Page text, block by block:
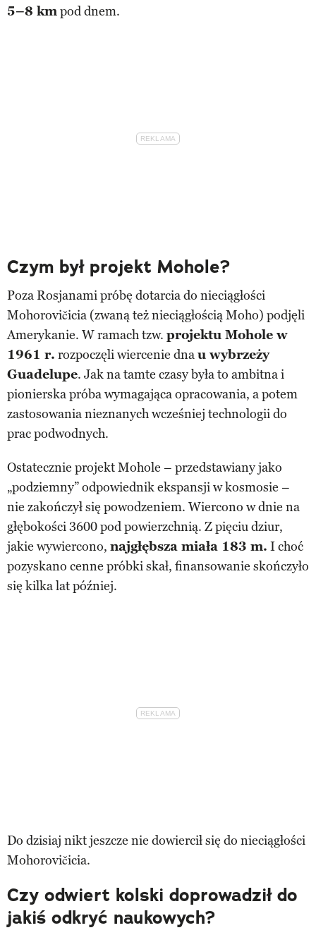
5–8 kmpod dnem.
Czym był projekt Mohole?
Poza Rosjanami próbę dotarcia do nieciągłości
Mohorovičicia (zwaną też nieciągłością Moho) podjęli
Amerykanie. W ramach tzw. projektu Mohole w
1961 r. rozpoczęli wiercenie dnau wybrzeży
Guadelupe. Jak na tamte czasy była to ambitna i
pionierska próba wymagająca opracowania, a potem
zastosowania nieznanych wcześniej technologii do
prac podwodnych.
Ostatecznie projekt Mohole – przedstawiany jako
„podziemny” odpowiednik ekspansji w kosmosie –
nie zakończył się powodzeniem. Wiercono w dnie na
głębokości 3600 pod powierzchnią. Z pięciu dziur,
jakie wywiercono, najgłębsza miała 183 m. I choć
pozyskano cenne próbki skał, finansowanie skończyło
się kilka lat później.
Do dzisiaj nikt jeszcze nie dowiercił się do nieciągłości
Mohorovičicia.
Czy odwiert kolski doprowadził do
jakiś odkryć naukowych?